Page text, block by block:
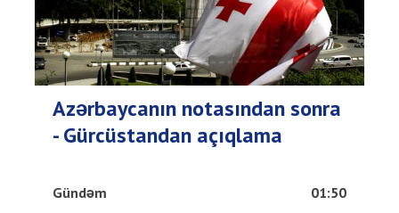
Azərbaycanın notasından sonra
- Gürcüstandan açıqlama
Gündəm 01:50